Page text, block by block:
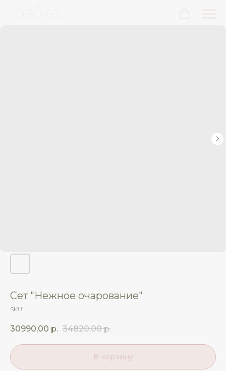
Сет "Нежное очарование"
SKU:
30990,00 р. 34820,00 р.
В корзину